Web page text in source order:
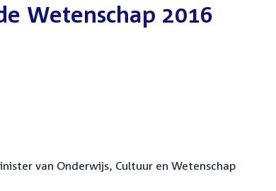
Wetenschap 2016
van Onderwijs, Cultuur en Wetenschap